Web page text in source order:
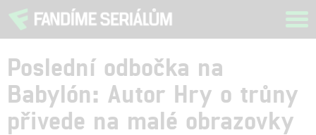
Poslední odbočka na
Babylón: Autor Hry o trůny
přivede na malé obrazovky